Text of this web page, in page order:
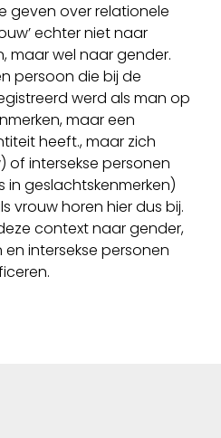
geven over relationele
echter niet naar
maar wel naar gender.
persoon die bij de
werd als man op
maar een
heeft., maar zich
of intersekse personen
geslachtskenmerken)
vrouw horen hier dus bij.
context naar gender,
intersekse personen